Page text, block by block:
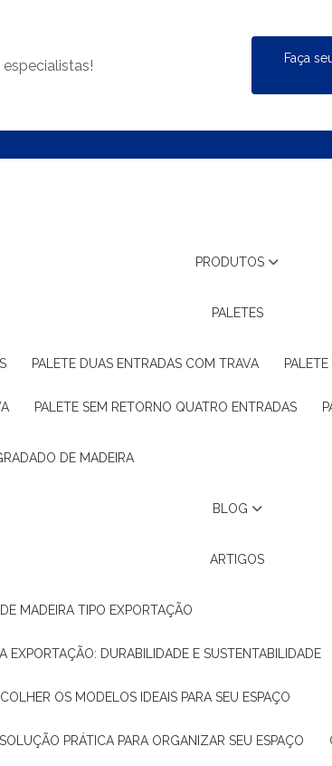
Faça
PRODUTOS
PALETES
PALETE DUAS ENTRADAS COM TRAVA
PALETE SEM RETORNO QUATRO ENTRADAS
DE MADEIRA
BLOG
ARTIGOS
MADEIRA TIPO EXPORTAÇÃO
EXPORTAÇÃO: DURABILIDADE E SUSTENTABILIDADE
OS MODELOS IDEAIS PARA SEU ESPAÇO
PRÁTICA PARA ORGANIZAR SEU ESPAÇO